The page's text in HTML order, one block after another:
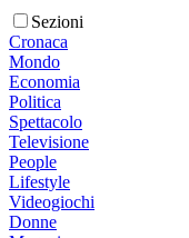
Sezioni
Cronaca
Mondo
Economia
Politica
Spettacolo
Televisione
People
Lifestyle
Videogiochi
Donne